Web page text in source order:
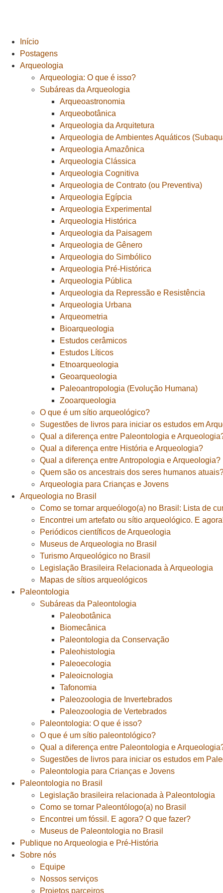
Início
Postagens
Arqueologia
Arqueologia: O que é isso?
Subáreas da Arqueologia
Arqueoastronomia
Arqueobotânica
Arqueologia da Arquitetura
Arqueologia de Ambientes Aquáticos
Arqueologia Amazônica
Arqueologia Clássica
Arqueologia Cognitiva
Arqueologia de Contrato (ou Preventiva)
Arqueologia Egípcia
Arqueologia Experimental
Arqueologia Histórica
Arqueologia da Paisagem
Arqueologia de Gênero
Arqueologia do Simbólico
Arqueologia Pré-Histórica
Arqueologia Pública
Arqueologia da Repressão e Resistência
Arqueologia Urbana
Arqueometria
Bioarqueologia
Estudos cerâmicos
Estudos Líticos
Etnoarqueologia
Geoarqueologia
Paleoantropologia (Evolução Humana)
Zooarqueologia
O que é um sítio arqueológico?
Sugestões de livros para iniciar os estudos em
Qual a diferença entre Paleontologia e
Qual a diferença entre História e Arqueologia?
Qual a diferença entre Antropologia e Arqueologia?
Quem são os ancestrais dos seres humanos
Arqueologia para Crianças e Jovens
Arqueologia no Brasil
Como se tornar arqueólogo(a) no Brasil: Lista de
Encontrei um artefato ou sítio arqueológico. E
Periódicos científicos de Arqueologia
Museus de Arqueologia no Brasil
Turismo Arqueológico no Brasil
Legislação Brasileira Relacionada à Arqueologia
Mapas de sítios arqueológicos
Paleontologia
Subáreas da Paleontologia
Paleobotânica
Biomecânica
Paleontologia da Conservação
Paleohistologia
Paleoecologia
Paleoicnologia
Tafonomia
Paleozoologia de Invertebrados
Paleozoologia de Vertebrados
Paleontologia: O que é isso?
O que é um sítio paleontológico?
Qual a diferença entre Paleontologia e
Sugestões de livros para iniciar os estudos em
Paleontologia para Crianças e Jovens
Paleontologia no Brasil
Legislação brasileira relacionada à Paleontologia
Como se tornar Paleontólogo(a) no Brasil
Encontrei um fóssil. E agora? O que fazer?
Museus de Paleontologia no Brasil
Publique no Arqueologia e Pré-História
Sobre nós
Equipe
Nossos serviços
Projetos parceiros